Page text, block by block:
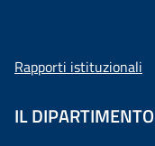
Rapporti istituzionali
IL DIPARTIMENTO